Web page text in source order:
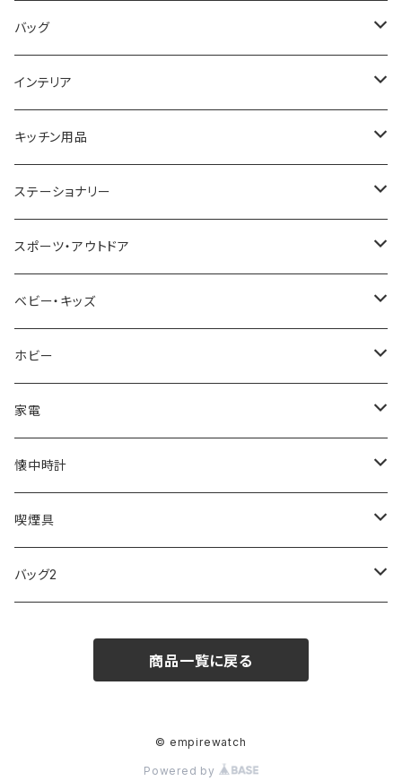
COGU
GAGA MILANO
CACTUS
TIMEX
NIXON
AVALANCHE
ORIENT
ZEPPELIN
SKAGEN
FOOTBALL WATCHES
ARCA FUTURA
DIESEL
MICHAEL KORS
NO BRAND
TRANSNUMBER
SAAMA HOMME
ARNOLD PALMER
MICHAEL KORS
DIESEL
ALV
Merge
ETTINGER
COACH
BVLGARI
VANQUISH
TIFFANY&CO
FOLLI FOLLIE
POLICE
PAUL HEWITT
22designstudio
BOTTEGA VENETA
EMPORIO ARMANI
CALVIN KLEIN
DANIEL WELLINGTON
SWAROVSKI
VIVIENNE WESTWOOD
DAKS
栃木レザー
NIKE
DUNHILL
NEWYORKER
OROBIANCO
Ellese
COLEMAN
MONTBLANC
Fashion Accessory Cllection
ISLAND
バッグ
MANHATTAN PORTAGE
United HOMME
RODANIA
BEAMZSQUARE
BLAZER CLUB
ANDY HAWARD
G GUSTO
GULLWING
LESPORTSAC
PRADA
インテリア
CRYSTOCRAFT
SEIKO
CITIZEN
BRAUN
RHYTHM
BLOSSOM
MONDAINE
MAWA
その他
キッチン用品
I'mD
Helios
VALENTINO VISCANI
ステーショナリー
LAMY
WATERMAN
PARKER
PELIKAN
CROSS
MONTBLANC
SWAROVSKI
スポーツ・アウトドア
Trangia
Barebones
FEUERHAND
CASIO
ベビー・キッズ
ふわりぃ
ERGO BABY
ホビー
その他
AMOS
OMMIX
COACH
家電
CREATE
TORAY
OMRON
SPICE OF LIFE
懐中時計
MONDAINE
喫煙具
ZIPPO
TSUBOTA PEARL
バッグ2
商品一覧に戻る
© empirewatch
Powered by